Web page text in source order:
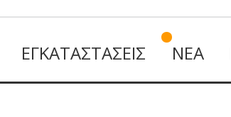
ΕΓΚΑΤΑΣΤΆΣΕΙΣ ΝΈΑ